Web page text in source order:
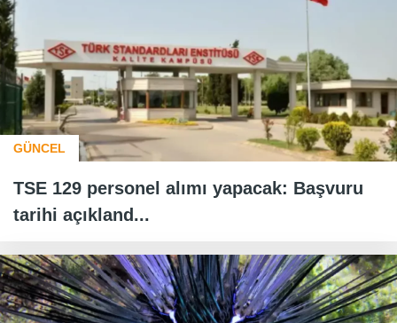
GÜNCEL
TSE 129 personel alımı yapacak: Başvuru
tarihi açıkland...